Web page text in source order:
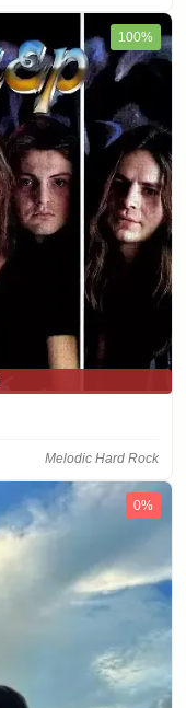
100%
Melodic Hard Rock
0%